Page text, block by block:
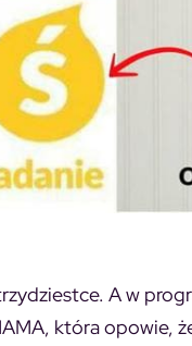
A w
która opowie,